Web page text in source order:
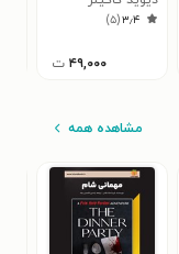
۳٫۴(۵)
۴۹,۰۰۰ ت
مشاهده همه